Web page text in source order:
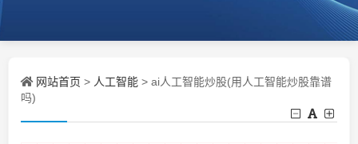
网站首页 > 人工智能 > ai人工智能炒股(用人工智能炒股靠谱
吗)